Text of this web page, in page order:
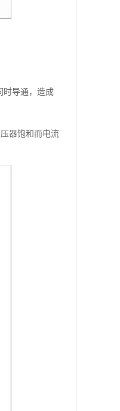
时导通，造成
器饱和而电流